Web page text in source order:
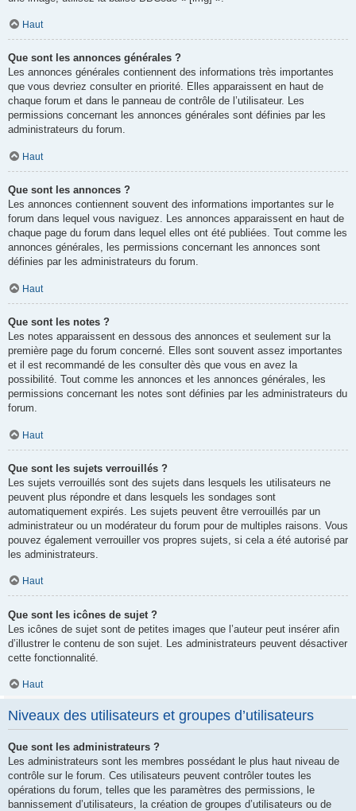
Haut
Que sont les annonces générales ?
Les annonces générales contiennent des informations très importantes
que vous devriez consulter en priorité. Elles apparaissent en haut de
chaque forum et dans le panneau de contrôle de l’utilisateur. Les
permissions concernant les annonces générales sont définies par les
administrateurs du forum.
Haut
Que sont les annonces ?
Les annonces contiennent souvent des informations importantes sur le
forum dans lequel vous naviguez. Les annonces apparaissent en haut de
chaque page du forum dans lequel elles ont été publiées. Tout comme les
annonces générales, les permissions concernant les annonces sont
définies par les administrateurs du forum.
Haut
Que sont les notes ?
Les notes apparaissent en dessous des annonces et seulement sur la
première page du forum concerné. Elles sont souvent assez importantes
et il est recommandé de les consulter dès que vous en avez la
possibilité. Tout comme les annonces et les annonces générales, les
permissions concernant les notes sont définies par les administrateurs du
forum.
Haut
Que sont les sujets verrouillés ?
Les sujets verrouillés sont des sujets dans lesquels les utilisateurs ne
peuvent plus répondre et dans lesquels les sondages sont
automatiquement expirés. Les sujets peuvent être verrouillés par un
administrateur ou un modérateur du forum pour de multiples raisons. Vous
pouvez également verrouiller vos propres sujets, si cela a été autorisé par
les administrateurs.
Haut
Que sont les icônes de sujet ?
Les icônes de sujet sont de petites images que l’auteur peut insérer afin
d’illustrer le contenu de son sujet. Les administrateurs peuvent désactiver
cette fonctionnalité.
Haut
Niveaux des utilisateurs et groupes d’utilisateurs
Que sont les administrateurs ?
Les administrateurs sont les membres possédant le plus haut niveau de
contrôle sur le forum. Ces utilisateurs peuvent contrôler toutes les
opérations du forum, telles que les paramètres des permissions, le
bannissement d’utilisateurs, la création de groupes d’utilisateurs ou de